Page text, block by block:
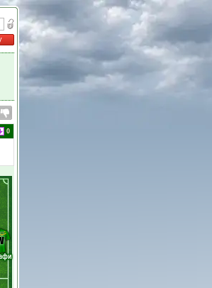
0